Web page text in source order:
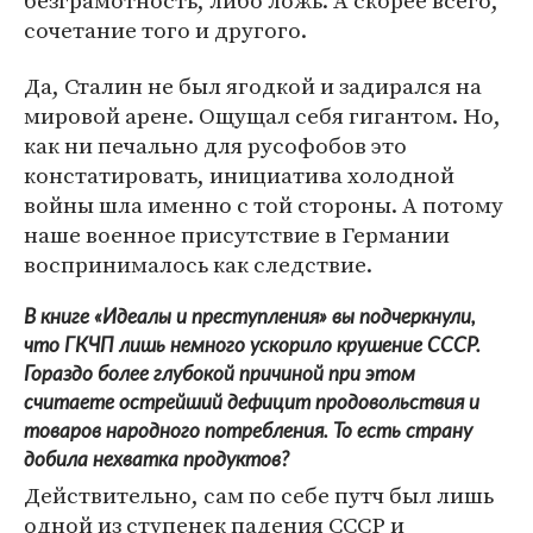
сочетание того и другого.
Да, Сталин не был ягодкой и задирался на
мировой арене. Ощущал себя гигантом. Но,
как ни печально для русофобов это
констатировать, инициатива холодной
войны шла именно с той стороны. А потому
наше военное присутствие в Германии
воспринималось как следствие.
В книге «Идеалы и преступления» вы подчеркнули,
что ГКЧП лишь немного ускорило крушение СССР.
Гораздо более глубокой причиной при этом
считаете острейший дефицит продовольствия и
товаров народного потребления. То есть страну
добила нехватка продуктов?
Действительно, сам по себе путч был лишь
одной из ступенек падения СССР и